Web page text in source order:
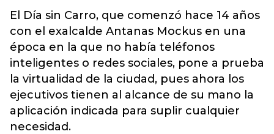
El Día sin Carro, que comenzó hace 14 años
con el exalcalde Antanas Mockus en una
época en la que no había teléfonos
inteligentes o redes sociales, pone a prueba
la virtualidad de la ciudad, pues ahora los
ejecutivos tienen al alcance de su mano la
aplicación indicada para suplir cualquier
necesidad.